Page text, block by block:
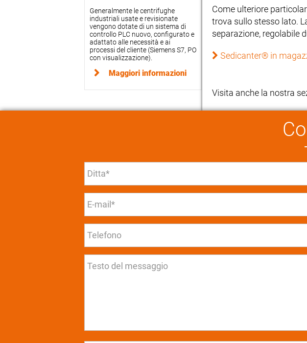
Generalmente le centrifughe
industriali usate e revisionate
vengono dotate di un sistema di
controllo PLC nuovo, configurato e
adattato alle necessità e ai
processi del cliente (Siemens S7, PO
con visualizzazione).
Maggiori informazioni
Come ulteriore
trova sullo stesso lato.
separazione, regolabile
Sedicanter® in
Visita anche la nostra